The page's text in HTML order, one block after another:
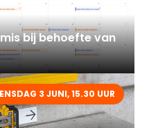
bij behoefte van
3 JUNI, 15.30 UUR